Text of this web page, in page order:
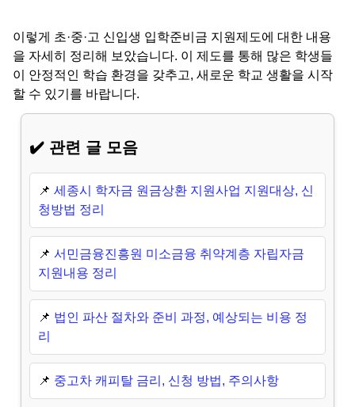
이렇게 초·중·고 신입생 입학준비금 지원제도에 대한 내용
을 자세히 정리해 보았습니다. 이 제도를 통해 많은 학생들
이 안정적인 학습 환경을 갖추고, 새로운 학교 생활을 시작
할 수 있기를 바랍니다.
✔️ 관련 글 모음
📌 세종시 학자금 원금상환 지원사업 지원대상, 신
청방법 정리
📌 서민금융진흥원 미소금융 취약계층 자립자금
지원내용 정리
📌 법인 파산 절차와 준비 과정, 예상되는 비용 정
리
📌 중고차 캐피탈 금리, 신청 방법, 주의사항